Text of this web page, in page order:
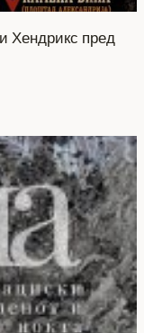
Хендрикс пред